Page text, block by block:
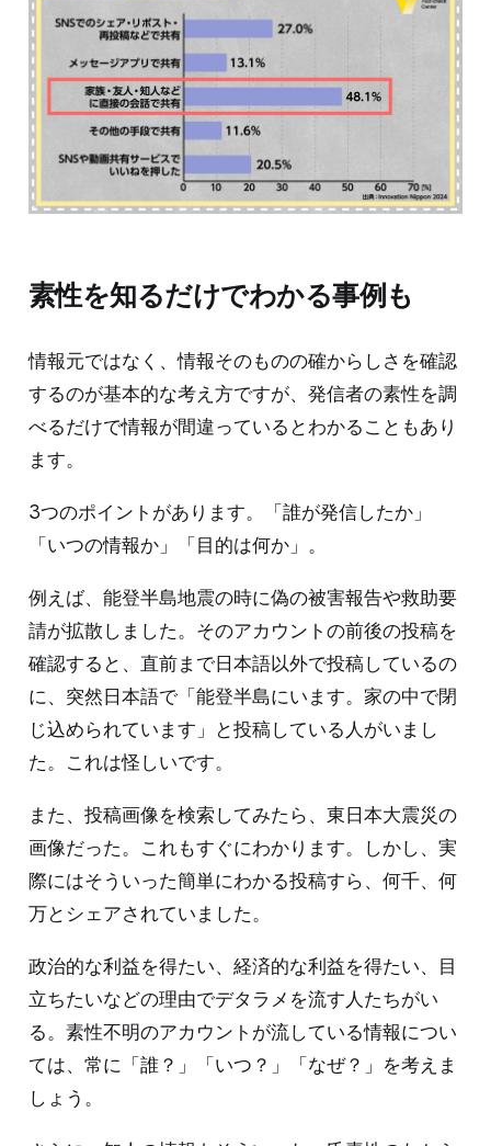
素性を知るだけでわかる事例も
情報元ではなく、情報そのものの確からしさを確認
するのが基本的な考え方ですが、発信者の素性を調
べるだけで情報が間違っているとわかることもあり
ます。
3つのポイントがあります。「誰が発信したか」
「いつの情報か」「目的は何か」。
例えば、能登半島地震の時に偽の被害報告や救助要
請が拡散しました。そのアカウントの前後の投稿を
確認すると、直前まで日本語以外で投稿しているの
に、突然日本語で「能登半島にいます。家の中で閉
じ込められています」と投稿している人がいまし
た。これは怪しいです。
また、投稿画像を検索してみたら、東日本大震災の
画像だった。これもすぐにわかります。しかし、実
際にはそういった簡単にわかる投稿すら、何千、何
万とシェアされていました。
政治的な利益を得たい、経済的な利益を得たい、目
立ちたいなどの理由でデタラメを流す人たちがい
る。素性不明のアカウントが流している情報につい
ては、常に「誰？」「いつ？」「なぜ？」を考えま
しょう。